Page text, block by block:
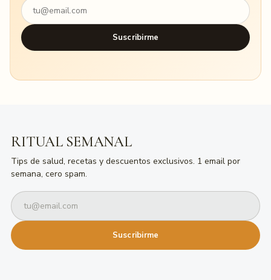
Suscribirme
RITUAL SEMANAL
Tips de salud, recetas y descuentos exclusivos. 1 email por
semana, cero spam.
Suscribirme